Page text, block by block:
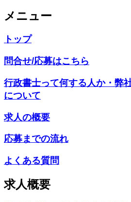
メニュー
トップ
問合せ/応募はこちら
行政書士って何する人か・弊
について
求人の概要
応募までの流れ
よくある質問
求人概要